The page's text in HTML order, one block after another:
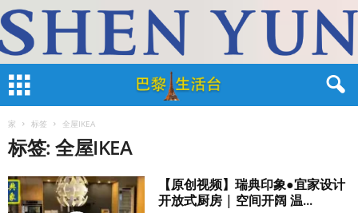
家 标签 全屋IKEA
标签: 全屋IKEA
【原创视频】瑞典印象●宜家设计
开放式厨房 | 空间开阔 温...